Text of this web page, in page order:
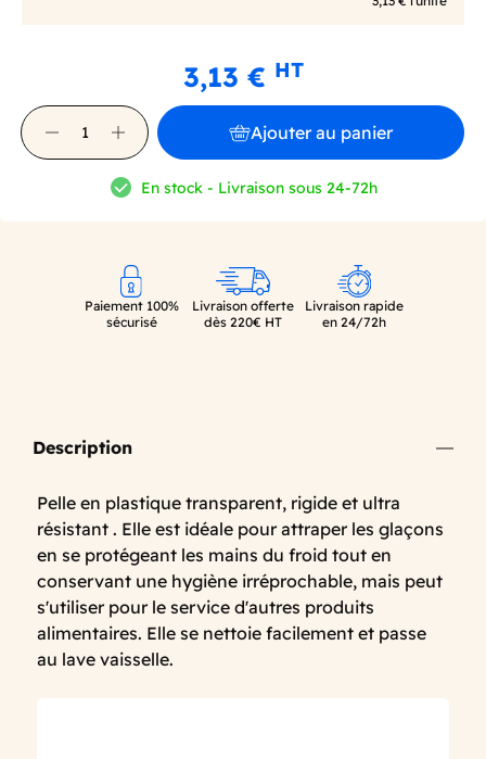
3,13 € HT
Ajouter au panier
En stock - Livraison sous 24-72h
Paiement 100%
sécurisé
Livraison offerte
dès 220€ HT
Livraison rapide
en 24/72h
Description
Pelle en plastique transparent, rigide et ultra
résistant . Elle est idéale pour attraper les glaçons
en se protégeant les mains du froid tout en
conservant une hygiène irréprochable, mais peut
s'utiliser pour le service d'autres produits
alimentaires. Elle se nettoie facilement et passe
au lave vaisselle.